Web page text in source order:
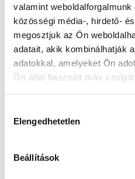
valamint
közösségi média-, hirdető-
megosztjuk az Ön
adatait, akik kombinálhatják
adatokkal, amelyeket Ön
Ön által használt más
kiválasztása
Elengedhetetlen
Beállítások